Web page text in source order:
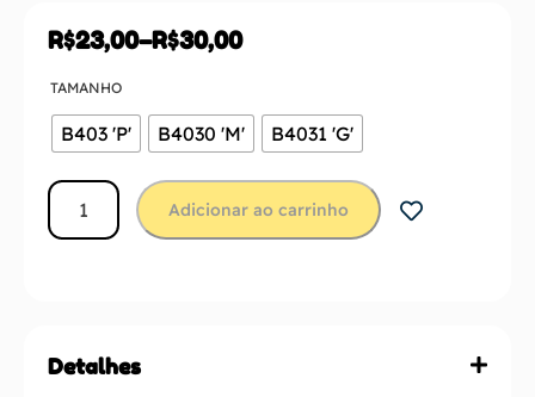
R$23,00–R$30,00
TAMANHO
B403 'P' B4030 'M' B4031 'G'
Adicionar ao carrinho
Detalhes